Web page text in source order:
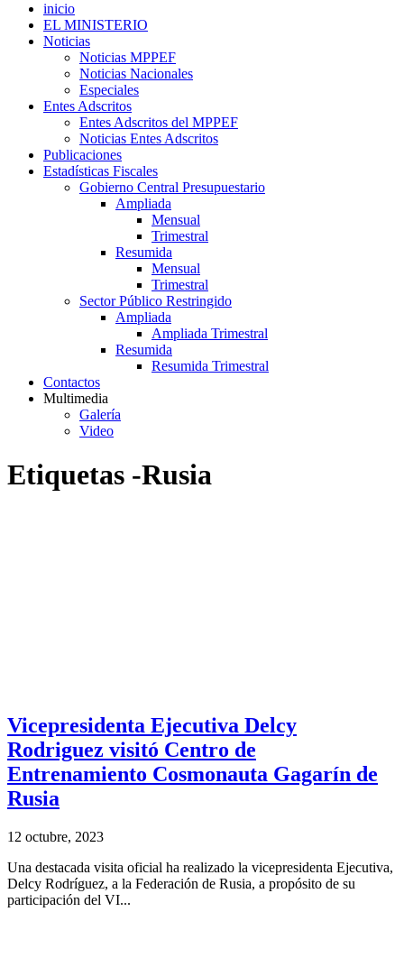
inicio
EL MINISTERIO
Noticias
Noticias MPPEF
Noticias Nacionales
Especiales
Entes Adscritos
Entes Adscritos del MPPEF
Noticias Entes Adscritos
Publicaciones
Estadísticas Fiscales
Gobierno Central Presupuestario
Ampliada
Mensual
Trimestral
Resumida
Mensual
Trimestral
Sector Público Restringido
Ampliada
Ampliada Trimestral
Resumida
Resumida Trimestral
Contactos
Multimedia
Galería
Video
Etiquetas -Rusia
Vicepresidenta Ejecutiva Delcy
Rodriguez visitó Centro de
Entrenamiento Cosmonauta Gagarín de
Rusia
12 octubre, 2023
Una destacada visita oficial ha realizado la vicepresidenta Ejecutiva,
Delcy Rodríguez, a la Federación de Rusia, a propósito de su
participación del VI...